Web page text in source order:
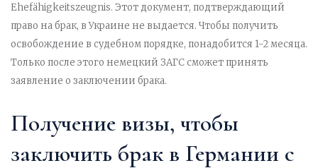
Ehefähigkeitszeugnis. Этот документ, подтверждающий
право на брак, в Украине не выдается. Чтобы получить
освобождение в судебном порядке, понадобится 1-2 месяца.
Только после этого немецкий ЗАГС сможет принять
заявление о заключении брака.
Получение визы, чтобы
заключить брак в Германии с